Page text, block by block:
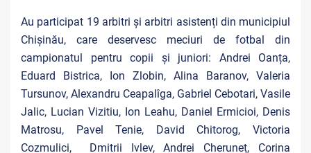
Au participat 19 arbitri și arbitri asistenți din municipiul
Chișinău, care deservesc meciuri de fotbal din
campionatul pentru copii și juniori: Andrei Oanța,
Eduard Bistrica, Ion Zlobin, Alina Baranov, Valeria
Tursunov, Alexandru Ceapalîga, Gabriel Cebotari, Vasile
Jalic, Lucian Vizitiu, Ion Leahu, Daniel Ermicioi, Denis
Matrosu, Pavel Tenie, David Chitorog, Victoria
Cozmulici, Dmitrii Ivlev, Andrei Cheruneț, Corina